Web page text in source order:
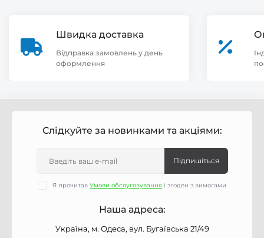
Швидка доставка
Відправка замовлень у день
оформлення
Слідкуйте за новинками та акціями:
Підпишіться
Я прочитав Умови обслуговування і згоден з вимогами
Наша адреса:
Україна, м. Одеса, вул. Бугаївська 21/49